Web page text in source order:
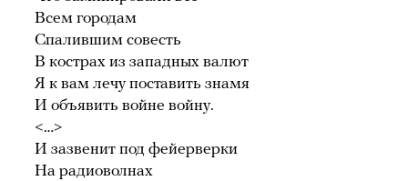
Всем городам
Спалившим совесть
В кострах из западных валют
Я к вам лечу поставить знамя
И объявить войне войну.
<…>
И зазвенит под фейерверки
На радиоволнах